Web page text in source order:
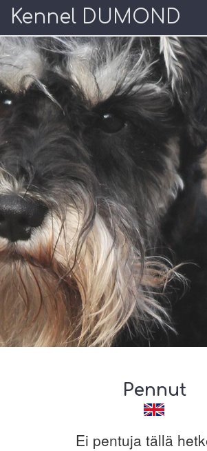
Kennel DUMOND
Pennut
Ei pentuja tällä